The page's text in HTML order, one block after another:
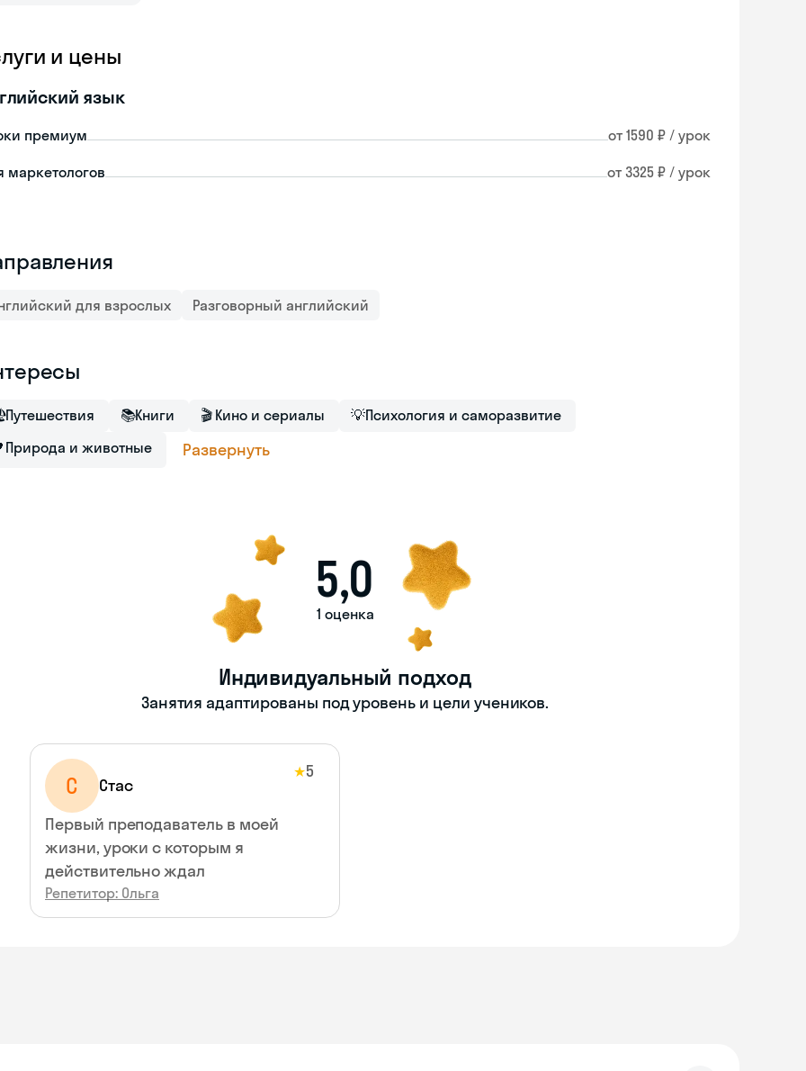
и цены
язык
премиум от 1590 ₽ / урок
маркетологов от 3325 ₽ / урок
для взрослых Разговорный английский
Путешествия 📚Книги 🎬 Кино и сериалы 💡Психология и саморазвитие
Природа и животные Развернуть
5,0
1 оценка
Индивидуальный подход
Занятия адаптированы под уровень и цели учеников.
С Стас
★5
Первый преподаватель в моей
жизни, уроки с которым я
действительно ждал
Репетитор: Ольга